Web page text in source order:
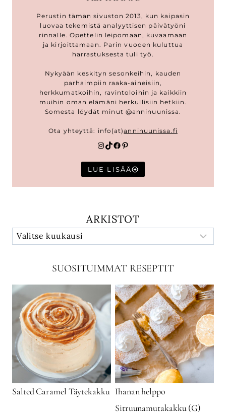
Perustin tämän sivuston 2013, kun kaipasin
luovaa tekemistä analyyttisen päivätyöni
rinnalle. Opettelin leipomaan, kuvaamaan
ja kirjoittamaan. Parin vuoden kuluttua
harrastuksesta tuli työ.
Nykyään keskityn sesonkeihin, kauden
parhaimpiin raaka-aineisiin,
herkkumatkoihin, ravintoloihin ja kaikkiin
muihin oman elämäni herkullisiin hetkiin.
Somesta löydät minut @anninuunissa.
Ota yhteyttä: info(at)anninuunissa.fi
Instagram
TikTok
Facebook
Pinterest
LUE LISÄÄ
ARKISTOT
SUOSITUIMMAT RESEPTIT
Salted Caramel Täytekakku Ihanan helppo
Sitruunamutakakku (G)